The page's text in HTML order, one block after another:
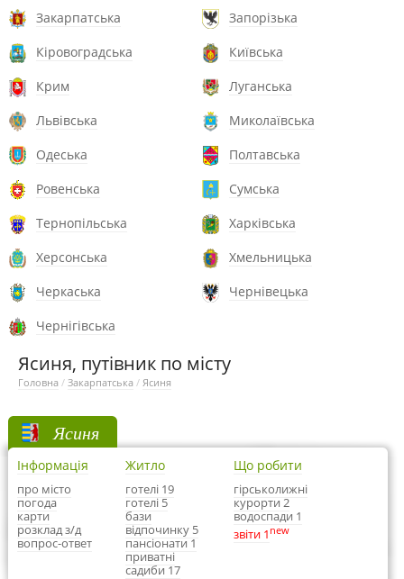
Закарпатська
Запорізька
Кіровоградська
Київська
Крим
Луганська
Львівська
Миколаївська
Одеська
Полтавська
Ровенська
Сумська
Тернопільська
Харківська
Херсонська
Хмельницька
Черкаська
Чернівецька
Чернігівська
Ясиня, путівник по місту
Головна / Закарпатська / Ясиня
Ясиня
Інформація
про місто
погода
карти
розклад з/д
вопрос-ответ
Житло
готелі 19
готелі 5
бази
відпочинку 5
пансіонати 1
приватні
садиби 17
Що робити
гірськолижні
курорти 2
водоспади 1
звіти 1 new